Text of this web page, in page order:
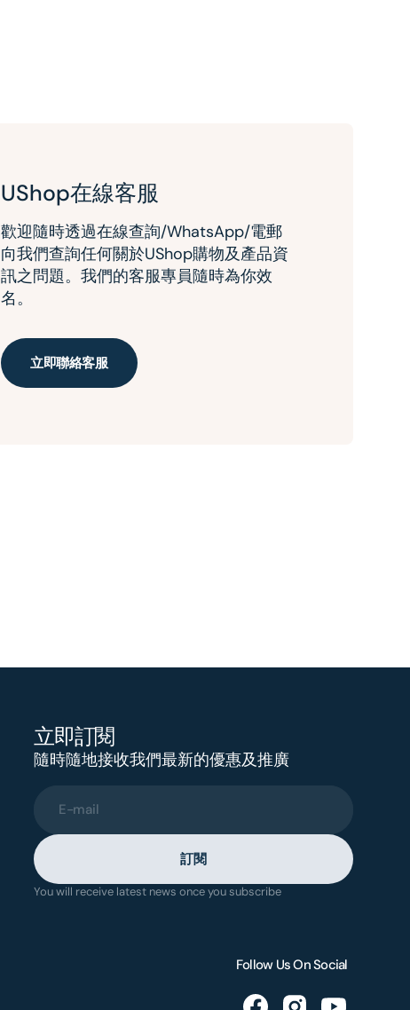
UShop在線客服
歡迎隨時透過在線查詢/WhatsApp/電郵
向我們查詢任何關於UShop購物及產品資
訊之問題。我們的客服專員隨時為你效
名。
立即聯絡客服
立即訂閱
隨時隨地接收我們最新的優惠及推廣
E-mail
訂閱
You will receive latest news once you subscribe
Follow Us On Social